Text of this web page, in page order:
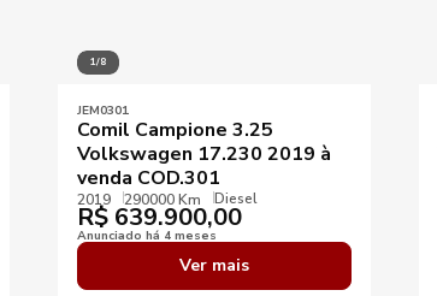
1/8
JEM0301
Comil Campione 3.25
Volkswagen 17.230 2019 à
venda COD.301
2019 290000 Km Diesel
R$ 639.900,00
Anunciado há 4 meses
Ver mais